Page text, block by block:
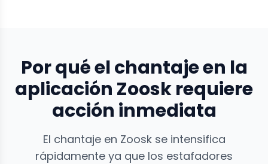
Por qué el chantaje en la
aplicación Zoosk requiere
acción inmediata
El chantaje en Zoosk se intensifica
rápidamente ya que los estafadores